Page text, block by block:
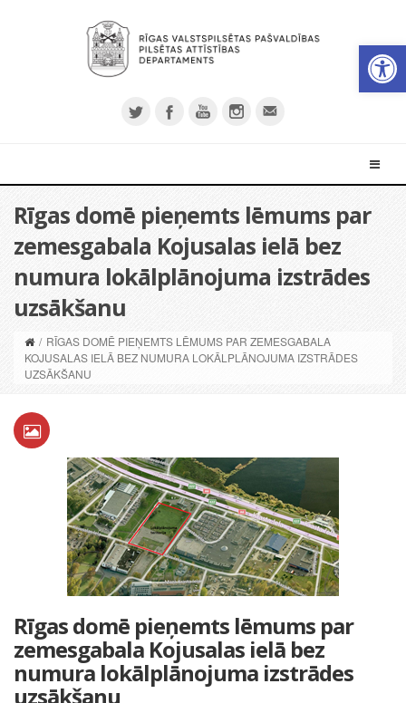
Rīgas domē pieņemts lēmums par
zemesgabala Kojusalas ielā bez
numura lokālplānojuma izstrādes
uzsākšanu
/ RĪGAS DOMĒ PIEŅEMTS LĒMUMS PAR ZEMESGABALA
KOJUSALAS IELĀ BEZ NUMURA LOKĀLPLĀNOJUMA IZSTRĀDES
UZSĀKŠANU
Rīgas domē pieņemts lēmums par
zemesgabala Kojusalas ielā bez
numura lokālplānojuma izstrādes
uzsākšanu